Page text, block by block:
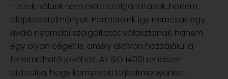
– ezek nálunk nem extra szolgáltatások, hanem
alapkövetelmények. Partnereink így nemcsak egy
kiváló nyomdai szolgáltatót választanak, hanem
egy olyan céget is, amely aktívan hozzájárul a
fenntartható jövőhöz. Az ISO 14001 rendszer
biztosítja, hogy környezeti teljesítményünket